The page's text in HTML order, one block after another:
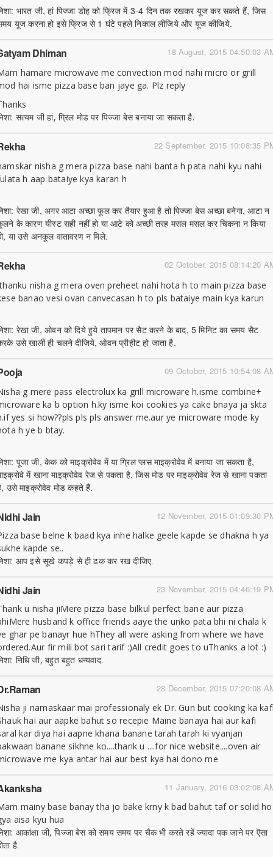
भारत जी, हां पिज्जा डोह को फ्रिज में 3-4 दिन तक रखकर यूज कर सकते हैं, जिस
यूज करना हो इसे फ्रिज से 1 घंटे पहले निकाल लीजिये और यूज कीजिये.
18 August, 2015 04:50:03
Dhiman
hamare microwave me convection mod nahi micro or grill
hai isme pizza base ban jaye ga. Plz reply
सत्यम जी हां, ग्रिल मोड पर पिज्जा बेस बनाया जा सकता है.
22 September, 2015 10:08:35
nisha g mera pizza base nahi banta h pata nahi kyu nahi
h aap bataiye kya karan h
रेखा जी, अगर आटा अच्छा फूल कर तैयार हुआ है तो पिज्जा बेस अच्छा बनेगा, आटा न
के कारण यीस्ट सही नहीं हो या आटे को अच्छी तरह मसल मसल कर चिकना न किया
या उसे अनकूल वातावरण न मिले.
02 October, 2015 08:14:20
nisha g mera oven preheet nahi hota h to main pizza base
banao vesi ovan canvecasan h to pls bataiye main kya karun
रेखा जी, ओवन को दिये हुये तापमान पर सैट करने के बाद, 5 मिनिट का समय सैट
उसे खाली ही चलने दीजिये, ओवन प्रीहीट हो जाता है.
09 October, 2015 10:54:08
g mere pass electrolux ka grill microware h.isme combine+
ka b option h.ky isme koi cookies ya cake bnaya ja skta
yes si how??pls pls pls answer me.aur ye microware mode ky
h ye b btay.
पूजा जी, केक को माइक्रोवेव में या ग्रिल प्लस माइक्रोवेव में बनाया जा सकता है,
में खाना माइक्रोवेव रेज से पकता है, जिस मोड पर माइक्रोवेव रेज से खाना पकता
उसे माइक्रोवेव मोड कहते हैं.
12 November, 2015 01:09:30
Jain
base belne k baad kya inhe halke geele kapde se dhakna h ya
kapde se..
आप इसे सूखे कपड़े से ही ढक कर रख दीजिए.
23 November, 2015 04:46:19
Jain
u nisha jiMere pizza base bilkul perfect bane aur pizza
husband k office friends aaye the unko pata bhi ni chala k
ghar pe banayr hue hThey all were asking from where we have
fir mili bot sari tarif :)All credit goes to uThanks a lot :)
निधि जी, बहुत बहुत धन्यवाद.
28 December, 2015 07:20:08
ji namaskaar mai professionaly ek Dr. Gun but cooking ka
hai aur aapke bahut so recepie Maine banaya hai aur kafi
kar diya hai aapne khana banane tarah tarah ki vyanjan
banane sikhne ko....thank u ....for nice website....oven air
me kya antar hai aur best kya hai dono me
11 January, 2016 03:02:08
mainy base banay tha jo bake krny k bad bahut taf or solid ho
aisa kyu hua
आकांक्षा जी, पिज्जा बेस को समय समय पर चैक भी करते रहें ज्यादा पक जाने पर ऎसा
है.